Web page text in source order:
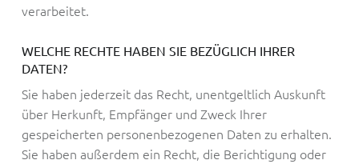
verarbeitet.
WELCHE RECHTE HABEN SIE BEZÜGLICH IHRER
DATEN?
Sie haben jederzeit das Recht, unentgeltlich Auskunft
über Herkunft, Empfänger und Zweck Ihrer
gespeicherten personenbezogenen Daten zu erhalten.
Sie haben außerdem ein Recht, die Berichtigung oder